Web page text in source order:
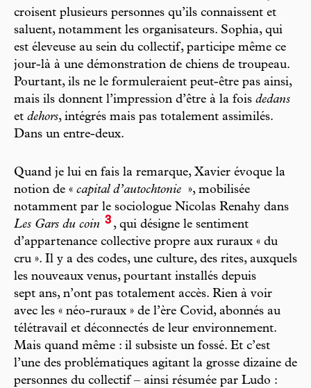
croisent plusieurs personnes qu’ils connaissent et
saluent, notamment les organisateurs. Sophia, qui
est éleveuse au sein du collectif, participe même ce
jour-là à une démonstration de chiens de troupeau.
Pourtant, ils ne le formuleraient peut-être pas ainsi,
mais ils donnent l’impression d’être à la fois dedans
et dehors, intégrés mais pas totalement assimilés.
Dans un entre-deux.
Quand je lui en fais la remarque, Xavier évoque la
notion de « capital d’autochtonie », mobilisée
notamment par le sociologue Nicolas Renahy dans
Les Gars du coin 3 , qui désigne le sentiment
d’appartenance collective propre aux ruraux « du
cru ». Il y a des codes, une culture, des rites, auxquels
les nouveaux venus, pourtant installés depuis
sept ans, n’ont pas totalement accès. Rien à voir
avec les « néo-ruraux » de l’ère Covid, abonnés au
télétravail et déconnectés de leur environnement.
Mais quand même : il subsiste un fossé. Et c’est
l’une des problématiques agitant la grosse dizaine de
personnes du collectif – ainsi résumée par Ludo :